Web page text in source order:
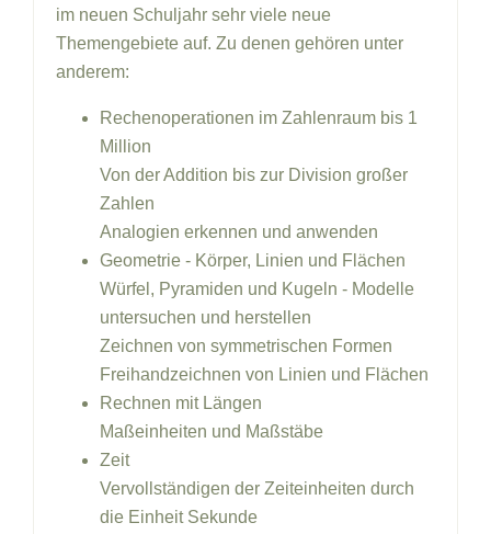
im neuen Schuljahr sehr viele neue
Themengebiete auf. Zu denen gehören unter
anderem:
Rechenoperationen im Zahlenraum bis 1
Million
Von der Addition bis zur Division großer
Zahlen
Analogien erkennen und anwenden
Geometrie - Körper, Linien und Flächen
Würfel, Pyramiden und Kugeln - Modelle
untersuchen und herstellen
Zeichnen von symmetrischen Formen
Freihandzeichnen von Linien und Flächen
Rechnen mit Längen
Maßeinheiten und Maßstäbe
Zeit
Vervollständigen der Zeiteinheiten durch
die Einheit Sekunde